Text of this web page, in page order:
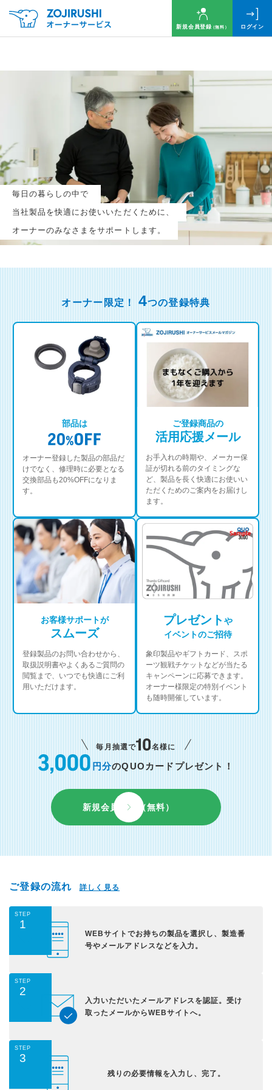
新規会員登録（無料） ログイン
毎日の暮らしの中で
当社製品を快適にお使いいただくために、
オーナーのみなさまをサポートします。
毎月抽選で 名様に
円分のQUOカードプレゼント！
新規会員登録（無料）
ログイン
※新規会員登録または追加製品登録をいただいた方が対象です
※オーナーサービスは日本国内にお住まいの個人の方向けサービスとなります
オーナー限定！ 4つの登録特典
部品は
オーナー登録した製品の部品だ
けでなく、修理時に必要となる
交換部品も20%OFFになりま
す。
ご登録商品の
活用応援メール
お手入れの時期や、メーカー保
証が切れる前のタイミングな
ど、製品を長く快適にお使いい
ただくためのご案内をお届けし
ます。
お客様サポートが
スムーズ
登録製品のお問い合わせから、
取扱説明書やよくあるご質問の
閲覧まで、いつでも快適にご利
用いただけます。
プレゼントや
イベントのご招待
象印製品やギフトカード、スポ
ーツ観戦チケットなどが当たる
キャンペーンに応募できます。
オーナー様限定の特別イベント
も随時開催しています。
毎月抽選で 名様に
円分のQUOカードプレゼント！
新規会員登録（無料）
ご登録の流れ 詳しく見る
STEP
1
WEBサイトでお持ちの製品を選択し、製造番
号やメールアドレスなどを入力。
STEP
2
入力いただいた メールアドレスを認証。受け
取ったメールからWEBサイトへ。
STEP
3
残りの必要情報を入力し、完了。